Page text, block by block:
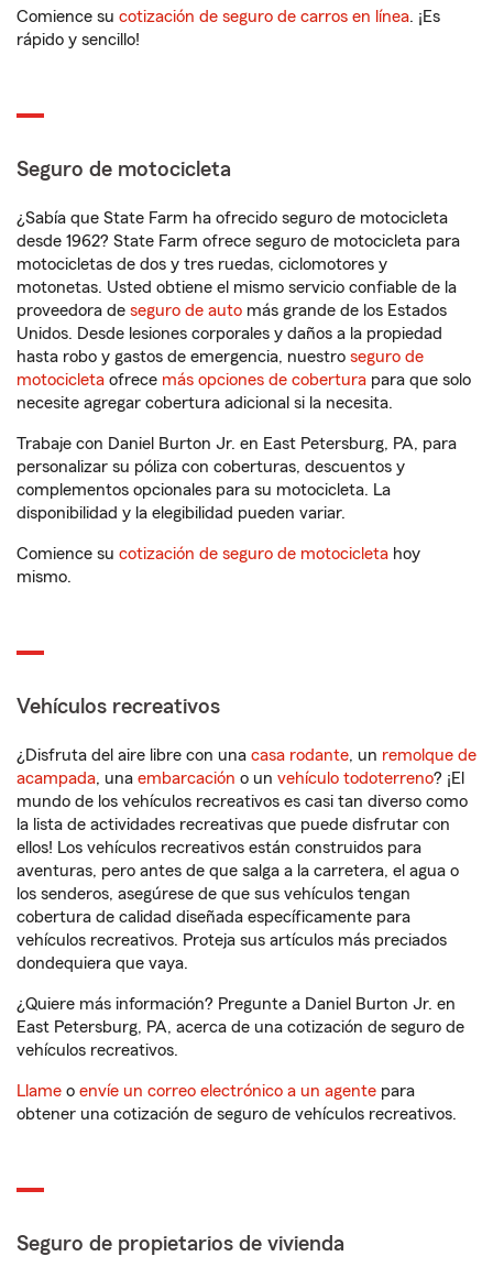
Comience su cotización de seguro de carros en línea. ¡Es
rápido y sencillo!
Seguro de motocicleta
¿Sabía que State Farm ha ofrecido seguro de motocicleta
desde 1962? State Farm ofrece seguro de motocicleta para
motocicletas de dos y tres ruedas, ciclomotores y
motonetas. Usted obtiene el mismo servicio confiable de la
proveedora de seguro de auto más grande de los Estados
Unidos. Desde lesiones corporales y daños a la propiedad
hasta robo y gastos de emergencia, nuestro seguro de
motocicleta ofrece más opciones de cobertura para que solo
necesite agregar cobertura adicional si la necesita.
Trabaje con Daniel Burton Jr. en East Petersburg, PA, para
personalizar su póliza con coberturas, descuentos y
complementos opcionales para su motocicleta. La
disponibilidad y la elegibilidad pueden variar.
Comience su cotización de seguro de motocicleta hoy
mismo.
Vehículos recreativos
¿Disfruta del aire libre con una casa rodante, un remolque de
acampada, una embarcación o un vehículo todoterreno? ¡El
mundo de los vehículos recreativos es casi tan diverso como
la lista de actividades recreativas que puede disfrutar con
ellos! Los vehículos recreativos están construidos para
aventuras, pero antes de que salga a la carretera, el agua o
los senderos, asegúrese de que sus vehículos tengan
cobertura de calidad diseñada específicamente para
vehículos recreativos. Proteja sus artículos más preciados
dondequiera que vaya.
¿Quiere más información? Pregunte a Daniel Burton Jr. en
East Petersburg, PA, acerca de una cotización de seguro de
vehículos recreativos.
Llame o envíe un correo electrónico a un agente para
obtener una cotización de seguro de vehículos recreativos.
Seguro de propietarios de vivienda